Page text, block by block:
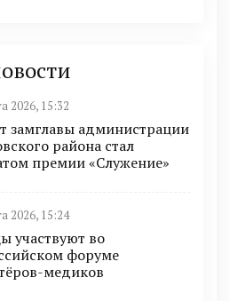
2026, 15:32
замглавы администрации
района стал
премии «Служение»
2026, 15:24
участвуют во
форуме
медиков